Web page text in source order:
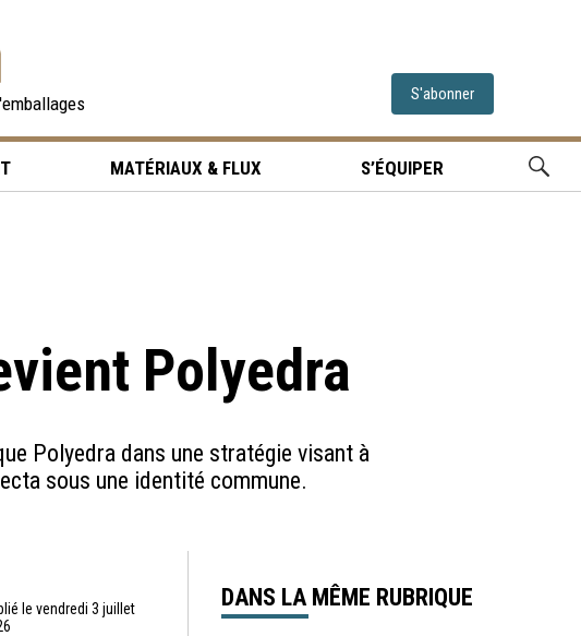
S'abonner
MATÉRIAUX & FLUX S’ÉQUIPER
Polyedra
Polyedra dans une stratégie visant à
sous une identité commune.
le vendredi 3 juillet
DANS LA MÊME RUBRIQUE